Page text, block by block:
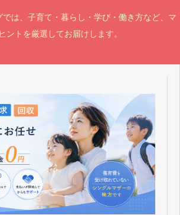
は、子育て・暮らし・学び・働き方など、マ
ントを厳選してお届けします。